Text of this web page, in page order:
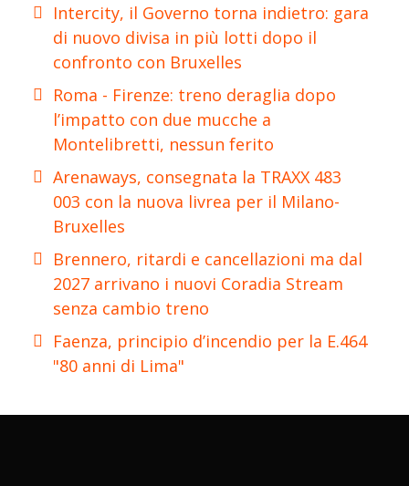
Intercity, il Governo torna indietro: gara
di nuovo divisa in più lotti dopo il
confronto con Bruxelles
Roma - Firenze: treno deraglia dopo
l’impatto con due mucche a
Montelibretti, nessun ferito
Arenaways, consegnata la TRAXX 483
003 con la nuova livrea per il Milano-
Bruxelles
Brennero, ritardi e cancellazioni ma dal
2027 arrivano i nuovi Coradia Stream
senza cambio treno
Faenza, principio d’incendio per la E.464
"80 anni di Lima"